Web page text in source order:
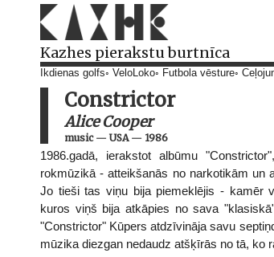
Kazhes pierakstu burtnīca
Ikdienas golfs VeloLoko Futbola vēsture
Constrictor
Alice Cooper
music— USA— 1986
1986.gadā, ierakstot albūmu
rokmūzikā - atteikšanās no narkotikām un
Jo tieši tas viņu bija piemeklējis - kamēr
kuros viņš bija atkāpies no sava
"Constrictor" Kūpers atdzīvināja savu
mūzika diezgan nedaudz atšķīrās no tā, ko